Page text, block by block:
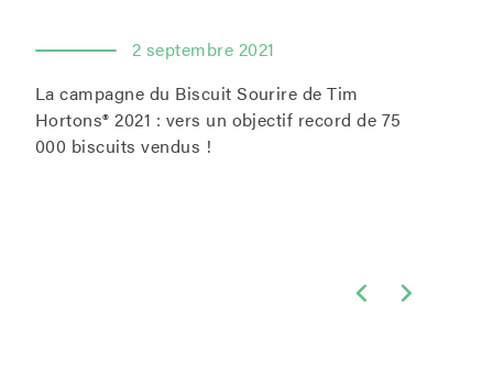
2 septembre 2021
La campagne du Biscuit Sourire de Tim
Hortons® 2021 : vers un objectif record de 75
000 biscuits vendus !